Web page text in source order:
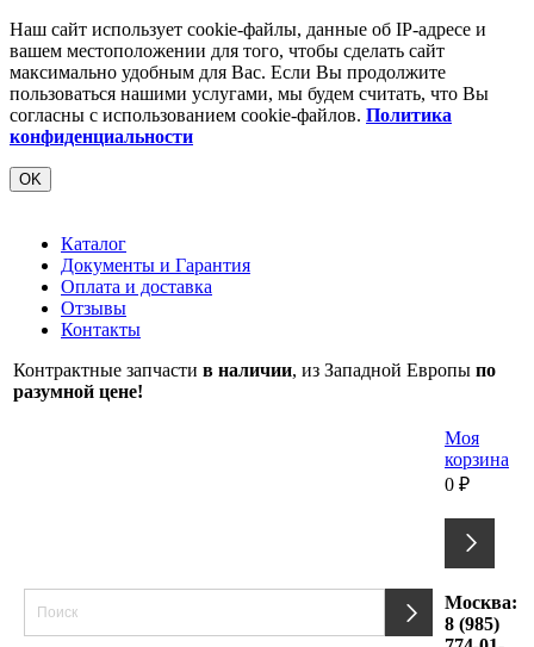
Наш сайт использует cookie-файлы, данные об IP-адресе и
вашем местоположении для того, чтобы сделать сайт
максимально удобным для Вас. Если Вы продолжите
пользоваться нашими услугами, мы будем считать, что Вы
согласны с использованием cookie-файлов. Политика
конфиденциальности
OK
Каталог
Документы и Гарантия
Оплата и доставка
Отзывы
Контакты
Контрактные запчасти в наличии, из Западной Европы по
разумной цене!
Моя
корзина
0 ₽
Москва:
8 (985)